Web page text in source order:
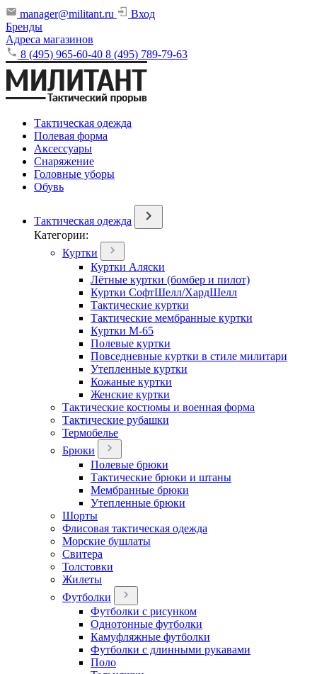
manager@militant.ru
Вход
Бренды
Адреса магазинов
8 (495) 965-60-40 8 (495) 789-79-63
Тактическая одежда
Полевая форма
Аксессуары
Снаряжение
Головные уборы
Обувь
Тактическая одежда
Категории:
Куртки
Куртки Аляски
Лётные куртки (бомбер и пилот)
Куртки СофтШелл/ХардШелл
Тактические куртки
Тактические мембранные куртки
Куртки М-65
Полевые куртки
Повседневные куртки в стиле милитари
Утепленные куртки
Кожаные куртки
Женские куртки
Тактические костюмы и военная форма
Тактические рубашки
Термобелье
Брюки
Полевые брюки
Тактические брюки и штаны
Мембранные брюки
Утепленные брюки
Шорты
Флисовая тактическая одежда
Морские бушлаты
Свитера
Толстовки
Жилеты
Футболки
Футболки с рисунком
Однотонные футболки
Камуфляжные футболки
Футболки с длинными рукавами
Поло